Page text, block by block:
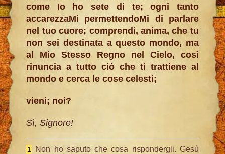
come Io ho sete di te; ogni tanto
accarezzaMi permettendoMi di parlare
nel tuo cuore; comprendi, anima, che tu
non sei destinata a questo mondo, ma
al Mio Stesso Regno nel Cielo, così
rinuncia a tutto ciò che ti trattiene al
mondo e cerca le cose celesti;
vieni; noi?
Sì, Signore!
1
Non ho saputo che cosa rispondergli. Gesù